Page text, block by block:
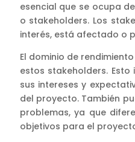
esencial que se ocupa
o stakeholders. Los
interés, está afectado o
El dominio de
estos stakeholders.
sus intereses y
del proyecto. También
problemas, ya que
objetivos para el